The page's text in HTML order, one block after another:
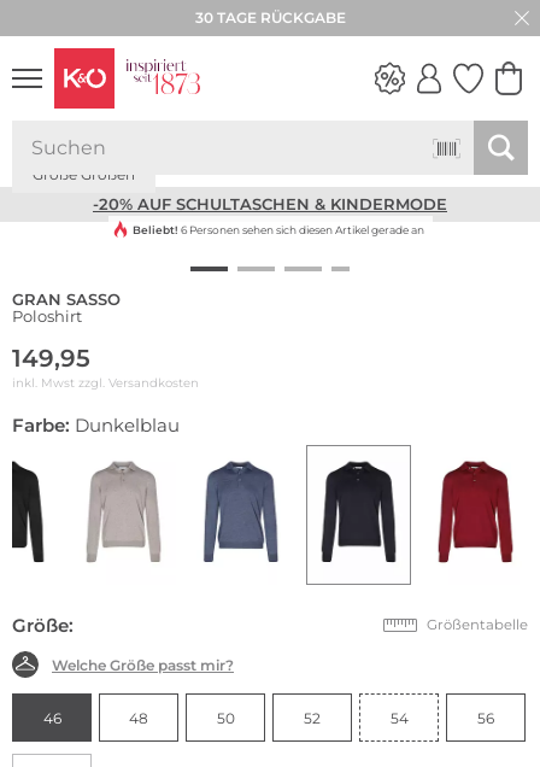
30 TAGE RÜCKGABE
NEW IN
WEDDING
-20% AUF SCHULTASCHEN & KINDERMODE
Große Größen
Beliebt! 6 Personen sehen sich diesen Artikel gerade an
GRAN SASSO
Poloshirt
149,95
inkl. Mwst zzgl. Versandkosten
Farbe: Dunkelblau
Größe: Größentabelle
Welche Größe passt mir?
46 48 50 52 54 56